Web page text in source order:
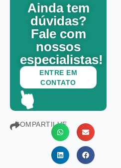
Ainda tem
dúvidas?
Fale com
nossos
especialistas!
ENTRE EM
CONTATO
COMPARTILHE